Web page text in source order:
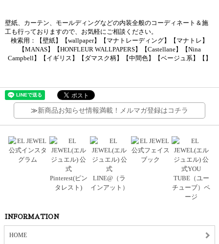
壁紙、カーテン、モールディングなどの内装全般のコーディネート＆施
工も行っておりますので、お気軽にご相談ください。
検索用：【壁紙】【wallpaper】【マナトレーディング】【マナトレ】
【MANAS】【HONFLEUR WALLPAPERS】【Castellane】【Nina
Campbell】【イギリス】【ダマスク柄】【中間色】【ベージュ系】【】
≫新商品お知らせ情報満載！メルマガ登録はコチラ
INFORMATION
HOME